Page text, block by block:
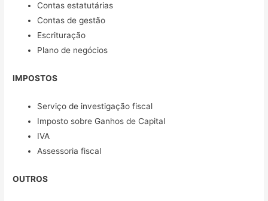
Contas estatutárias
Contas de gestão
Escrituração
Plano de negócios
IMPOSTOS
Serviço de investigação fiscal
Imposto sobre Ganhos de Capital
IVA
Assessoria fiscal
OUTROS